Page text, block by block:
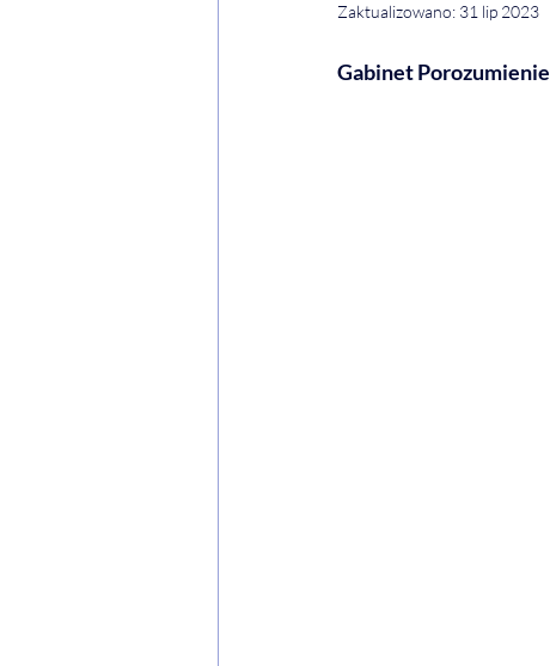
Zaktualizowano: 31 lip 2023
Gabinet Porozumienie